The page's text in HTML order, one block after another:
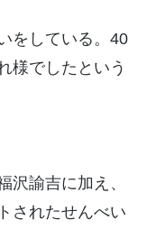
をしている。40
様でしたという
沢諭吉に加え、
されたせんべい